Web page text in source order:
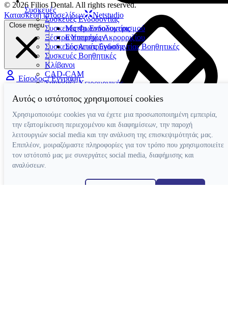
Συσκευές
Συσκευές Ενδοδοντίας
Μοτέρ Ενδοδοντίας
Εντοπιστές Ακρορριζίου
Συσκευές Ενδοδοντίας Βοηθητικές
Συσκευές Φωτοπολυμερισμού
Ξέστρα Υπερήχων
Συσκευές Αποτρύγωσης
Συσκευές Βοηθητικές
Κλίβανοι
CAD-CAM
Συσκευές Χειρουργικής
© 2026 Filios Dental. All rights reserved.
Κατασκευή ιστοσελίδων
Netstudio
Close menu
Είσοδος / Εγγραφή
Αυτός ο ιστότοπος χρησιμοποιεί cookies
Χρησιμοποιούμε cookies για να έχετε μια προσωποποιημένη εμπειρία,
την εξατομίκευση περιεχομένου και διαφημίσεων, την παροχή
λειτουργιών social media και την ανάλυση της επισκεψιμότητάς μας.
Επιπλέον, μοιραζόμαστε πληροφορίες για τον τρόπο που χρησιμοποιείτε
τον ιστότοπό μας με συνεργάτες social media, διαφήμισης και
αναλύσεων.